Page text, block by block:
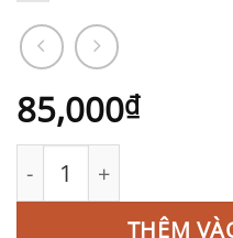
85,000₫
Móc đầu lâu 029 số
THÊM